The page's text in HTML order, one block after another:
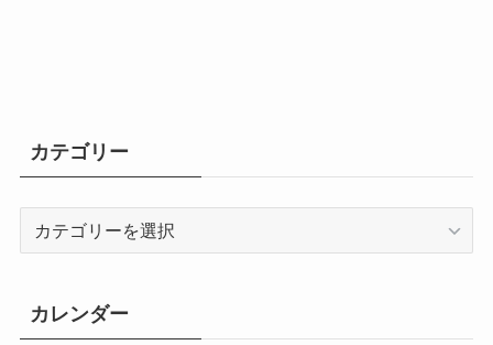
カテゴリー
ー
カレンダー